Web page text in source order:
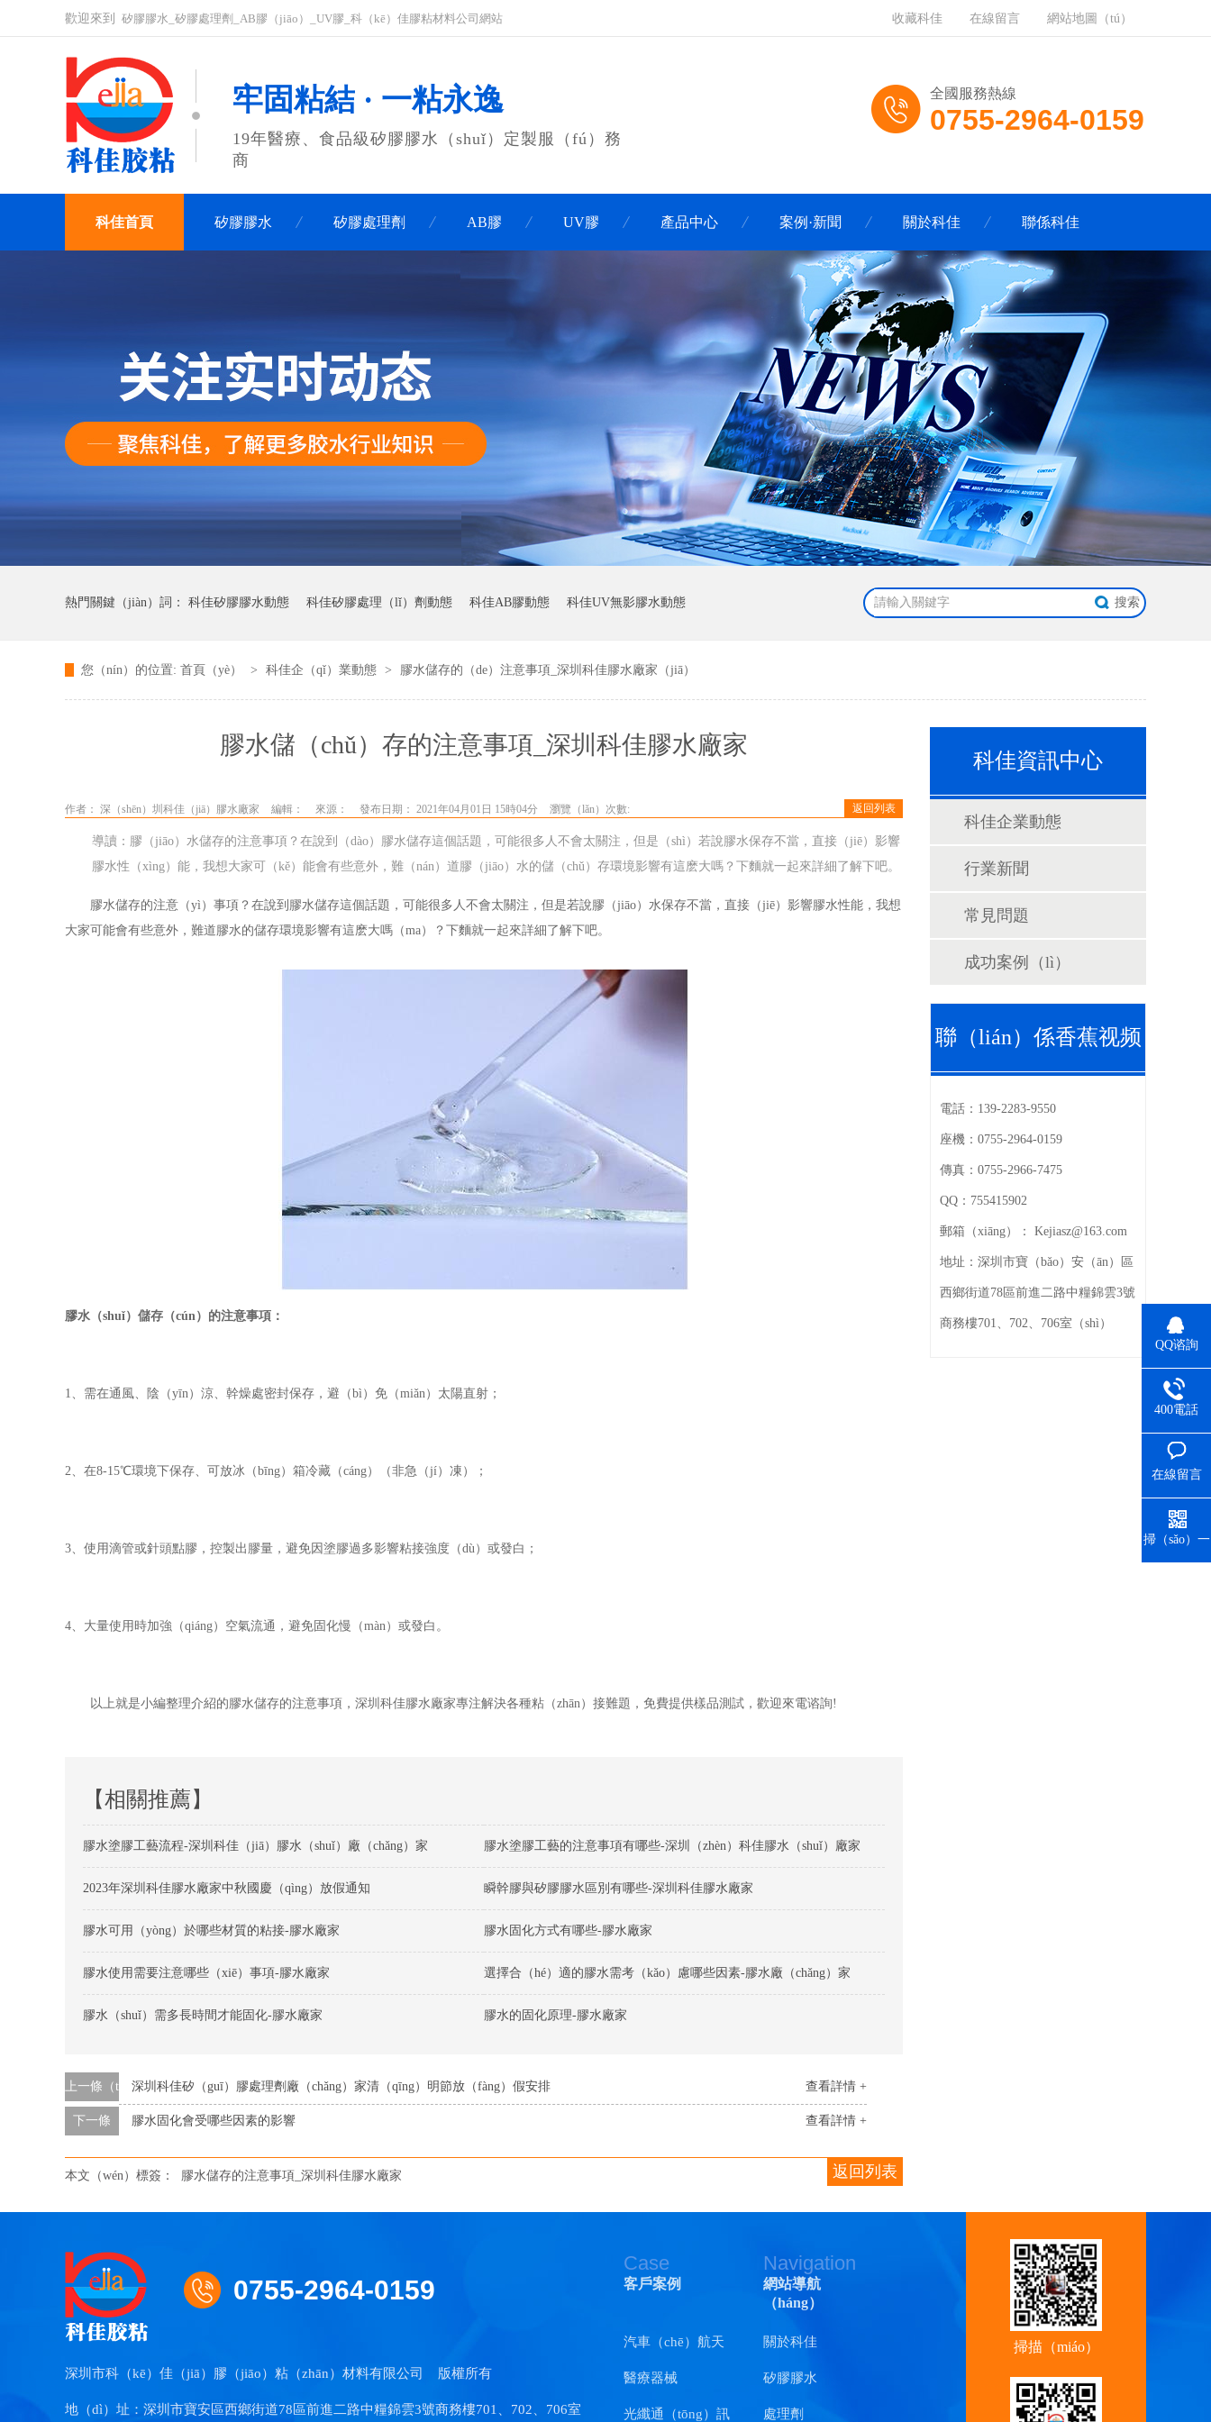
歡迎來到 矽膠膠水_矽膠處理劑_AB膠（jiāo）_UV膠_科（kē）佳膠粘材料公司網站 收藏科佳 在線留言 網站地圖（tú）
牢固粘結 · 一粘永逸
19年醫療、食品級矽膠膠水（shuǐ）定製服（fú）務
商
全國服務熱線
0755-2964-0159
科佳首頁 矽膠膠水 矽膠處理劑 AB膠 UV膠 產品中心 案例·新聞 關於科佳 聯係科佳
熱門關鍵（jiàn）詞： 科佳矽膠膠水動態 科佳矽膠處理（lǐ）劑動態 科佳AB膠動態 科佳UV無影膠水動態
科佳快（kuài）幹膠動態
您（nín）的位置: 首頁（yè） > 科佳企（qǐ）業動態 > 膠水儲存的（de）注意事項_深圳科佳膠水廠家（jiā）
膠水儲（chǔ）存的注意事項_深圳科佳膠水廠家
返回列表
作者： 深（shēn）圳科佳（jiā）膠水廠家 編輯： 來源： 發布日期： 2021年04月01日 15時04分 瀏覽（lǎn）次數:
導讀：膠（jiāo）水儲存的注意事項？在說到（dào）膠水儲存這個話題，可能很多人不會太關注，但是（shì）若說膠水保存不當，直接（jiē）影響
膠水性（xìng）能，我想大家可（kě）能會有些意外，難（nán）道膠（jiāo）水的儲（chǔ）存環境影響有這麽大嗎？下麵就一起來詳細了解下吧。
膠水儲存的注意（yì）事項？在說到膠水儲存這個話題，可能很多人不會太關注，但是若說膠（jiāo）水保存不當，直接（jiē）影響膠水性能，我想
大家可能會有些意外，難道膠水的儲存環境影響有這麽大嗎（ma）？下麵就一起來詳細了解下吧。
膠水（shuǐ）儲存（cún）的注意事項：
1、需在通風、陰（yīn）涼、幹燥處密封保存，避（bì）免（miǎn）太陽直射；
2、在8-15℃環境下保存、可放冰（bīng）箱冷藏（cáng）（非急（jí）凍）；
3、使用滴管或針頭點膠，控製出膠量，避免因塗膠過多影響粘接強度（dù）或發白；
4、大量使用時加強（qiáng）空氣流通，避免固化慢（màn）或發白。
以上就是小編整理介紹的膠水儲存的注意事項，深圳科佳膠水廠家專注解決各種粘（zhān）接難題，免費提供樣品測試，歡迎來電谘詢!
【相關推薦】
膠水塗膠工藝流程-深圳科佳（jiā）膠水（shuǐ）廠（chǎng）家 膠水塗膠工藝的注意事項有哪些-深圳（zhèn）科佳膠水（shuǐ）廠家
2023年深圳科佳膠水廠家中秋國慶（qìng）放假通知 瞬幹膠與矽膠膠水區別有哪些-深圳科佳膠水廠家
膠水可用（yòng）於哪些材質的粘接-膠水廠家 膠水固化方式有哪些-膠水廠家
膠水使用需要注意哪些（xiē）事項-膠水廠家 選擇合（hé）適的膠水需考（kǎo）慮哪些因素-膠水廠（chǎng）家
膠水（shuǐ）需多長時間才能固化-膠水廠家 膠水的固化原理-膠水廠家
查看詳情 +
上一條（tiáo）深圳科佳矽（guī）膠處理劑廠（chǎng）家清（qīng）明節放（fàng）假安排
查看詳情 +
下一條 膠水固化會受哪些因素的影響
返回列表
本文（wén）標簽： 膠水儲存的注意事項_深圳科佳膠水廠家
科佳資訊中心
科佳企業動態
行業新聞
常見問題
成功案例（lì）
聯（lián）係香蕉视频
官
電話： 139-2283-9550
座機： 0755-2964-0159
傳真： 0755-2966-7475
QQ： 755415902
郵箱（xiāng）： Kejiasz@163.com
地址： 深圳市寶（bǎo）安（ān）區
西鄉街道78區前進二路中糧錦雲3號
商務樓701、702、706室（shì）
0755-2964-0159
深圳市科（kē）佳（jiā）膠（jiāo）粘（zhān）材料有限公司 版權所有
地（dì）址：深圳市寶安區西鄉街道78區前進二路中糧錦雲3號商務樓701、702、706室
Case
客戶案例
汽車（chē）航天
醫療器械
光纖通（tōng）訊
Navigation
網站導航
（háng）
關於科佳
矽膠膠水
處理劑
掃描（miáo）
關注香蕉视频
官
QQ谘詢
400電話
在線留言
掃（sǎo）一